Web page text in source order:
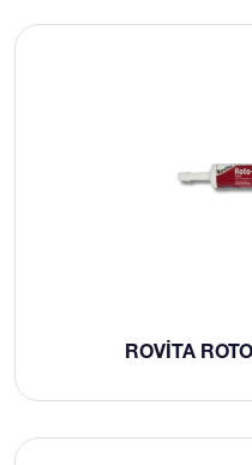
ROVITA